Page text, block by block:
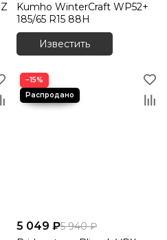
Kumho WinterCraft WP52+
185/65 R15 88H
Известить
−15%
5 049 ₽5 940 ₽